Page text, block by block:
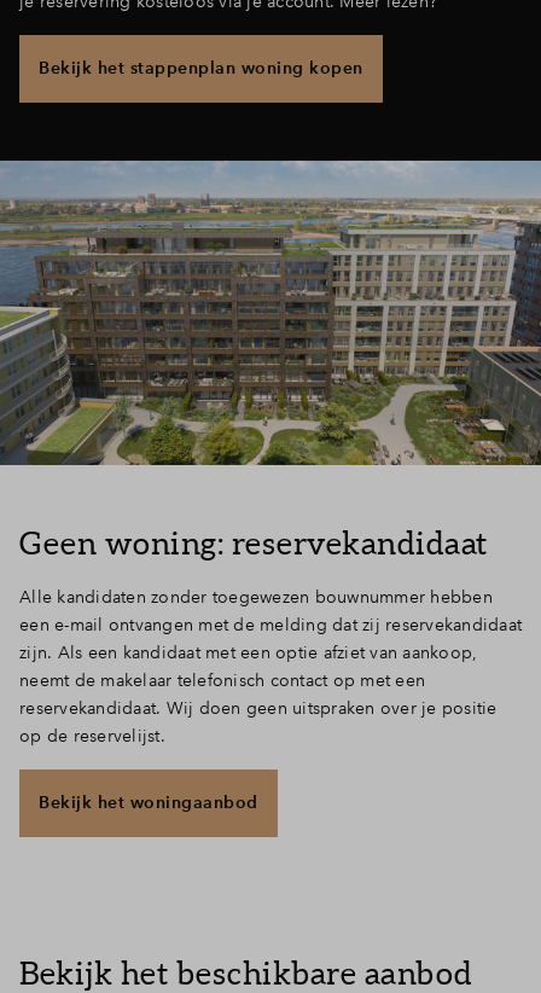
Bekijk het stappenplan woning kopen
Geen woning: reservekandidaat
Alle kandidaten zonder toegewezen bouwnummer hebben
een e-mail ontvangen met de melding dat zij reservekandidaat
zijn. Als een kandidaat met een optie afziet van aankoop,
neemt de makelaar telefonisch contact op met een
reservekandidaat. Wij doen geen uitspraken over je positie
op de reservelijst.
Bekijk het woningaanbod
Bekijk het beschikbare aanbod